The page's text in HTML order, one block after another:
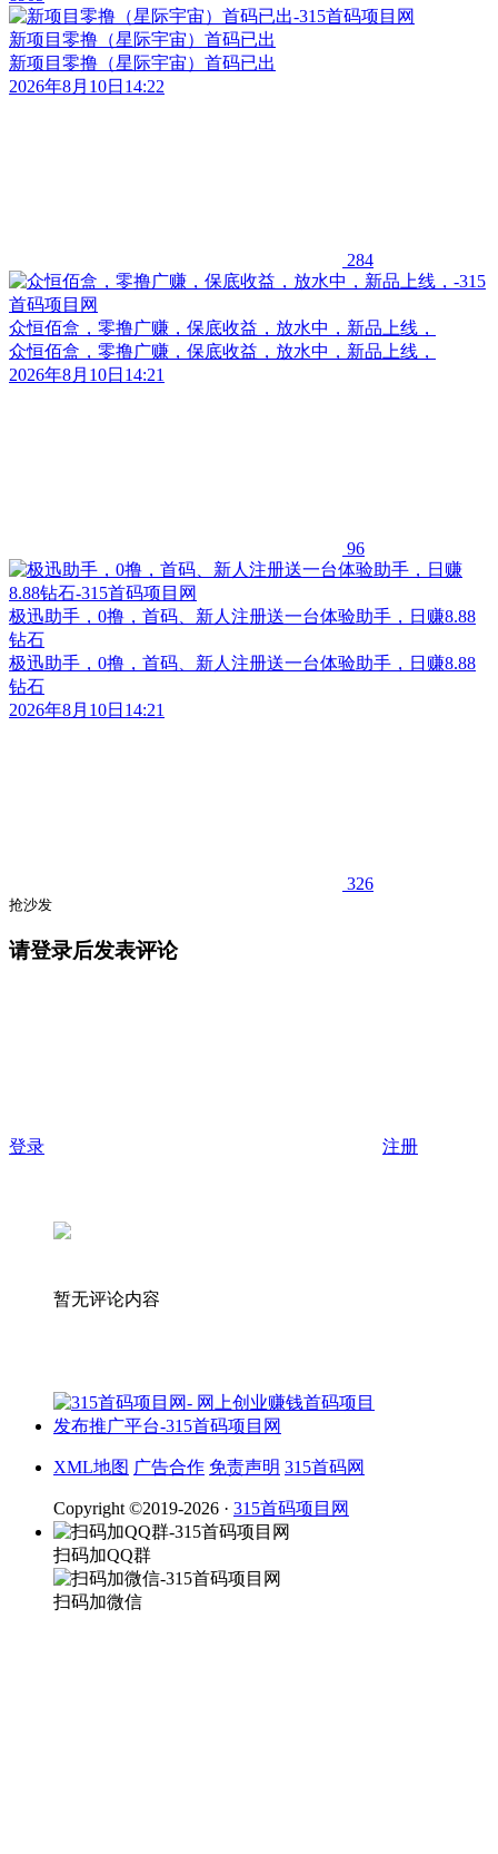
新项目零撸（星际宇宙）首码已出
新项目零撸（星际宇宙）首码已出
2026年8月10日14:22
284
众恒佰盒，零撸广赚，保底收益，放水中，新品上线，
众恒佰盒，零撸广赚，保底收益，放水中，新品上线，
2026年8月10日14:21
96
极迅助手，0撸，首码、新人注册送一台体验助手，日赚8.88
钻石
极迅助手，0撸，首码、新人注册送一台体验助手，日赚8.88
钻石
2026年8月10日14:21
326
抢沙发
请登录后发表评论
登录 注册
暂无评论内容
XML地图 广告合作 免责声明 315首码网
Copyright ©2019-2026 · 315首码项目网
扫码加QQ群
扫码加微信